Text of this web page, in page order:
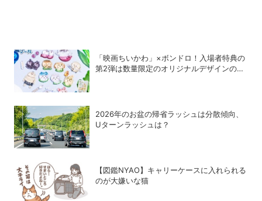
「映画ちいかわ」×ボンドロ！入場者特典の
第2弾は数量限定のオリジナルデザインのボ
2026年のお盆の帰省ラッシュは分散傾向、
Uターンラッシュは？
【図鑑NYAO】キャリーケースに入れられる
のが大嫌いな猫